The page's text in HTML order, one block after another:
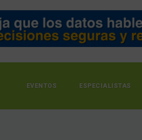
EVENTOS ESPECIALISTAS